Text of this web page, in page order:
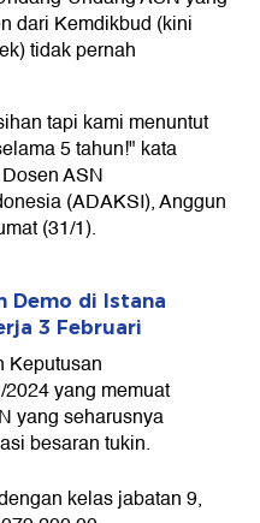
dari Kemdikbud (kini
tidak pernah
tapi kami menuntut
5 tahun!" kata
ASN
(ADAKSI), Anggun
(31/1).
Demo di Istana
3 Februari
Keputusan
yang memuat
yang seharusnya
besaran tukin.
kelas jabatan 9,